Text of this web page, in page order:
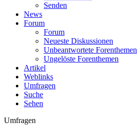
Senden
News
Forum
Forum
Neueste Diskussionen
Unbeantwortete Forenthemen
Ungelöste Forenthemen
Artikel
Weblinks
Umfragen
Suche
Sehen
Umfragen